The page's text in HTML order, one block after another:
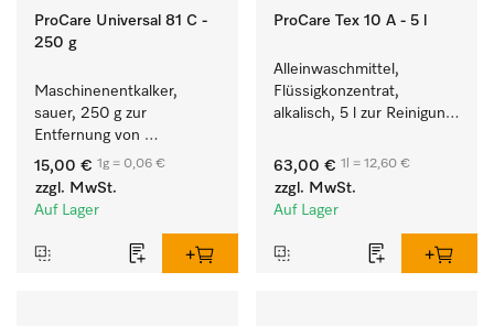
ProCare Universal 81 C -
250 g
Maschinenentkalker,
sauer, 250 g zur
Entfernung von
hartnäckigen
Kalkablagerungen.
15,00 € 1g = 0,06 €
zzgl. MwSt.
Auf Lager
ProCare Tex 10 A - 5 l
Alleinwaschmittel,
Flüssigkonzentrat,
alkalisch, 5 l zur Reinigung
farbechter Buntwäsche.
63,00 € 1l = 12,60 €
zzgl. MwSt.
Auf Lager